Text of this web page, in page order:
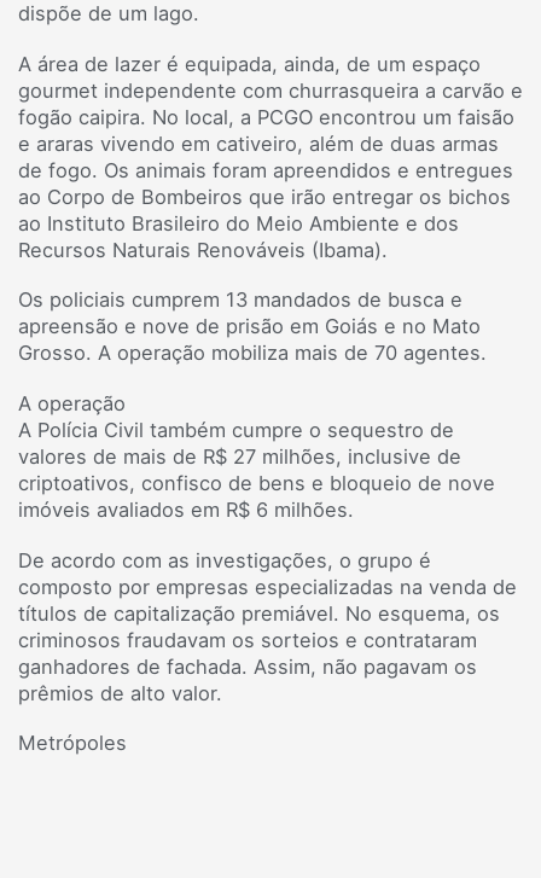
dispõe de um lago.
A área de lazer é equipada, ainda, de um espaço
gourmet independente com churrasqueira a carvão e
fogão caipira. No local, a PCGO encontrou um faisão
e araras vivendo em cativeiro, além de duas armas
de fogo. Os animais foram apreendidos e entregues
ao Corpo de Bombeiros que irão entregar os bichos
ao Instituto Brasileiro do Meio Ambiente e dos
Recursos Naturais Renováveis (Ibama).
Os policiais cumprem 13 mandados de busca e
apreensão e nove de prisão em Goiás e no Mato
Grosso. A operação mobiliza mais de 70 agentes.
A operação
A Polícia Civil também cumpre o sequestro de
valores de mais de R$ 27 milhões, inclusive de
criptoativos, confisco de bens e bloqueio de nove
imóveis avaliados em R$ 6 milhões.
De acordo com as investigações, o grupo é
composto por empresas especializadas na venda de
títulos de capitalização premiável. No esquema, os
criminosos fraudavam os sorteios e contrataram
ganhadores de fachada. Assim, não pagavam os
prêmios de alto valor.
Metrópoles